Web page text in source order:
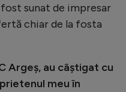
sunat de impresar
chiar de la fosta
Argeş, au câştigat cu
meu în